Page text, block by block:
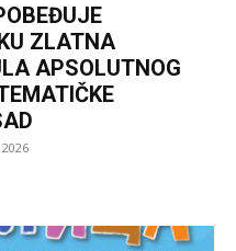
ZLATNA
APSOLUTNOG